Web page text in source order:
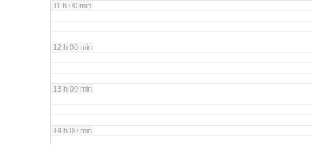
11 h 00 min
12 h 00 min
13 h 00 min
14 h 00 min